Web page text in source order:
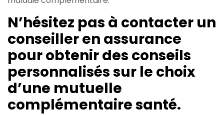
N’hésitez pas à contacter un
conseiller en assurance
pour obtenir des conseils
personnalisés sur le choix
d’une mutuelle
complémentaire santé.